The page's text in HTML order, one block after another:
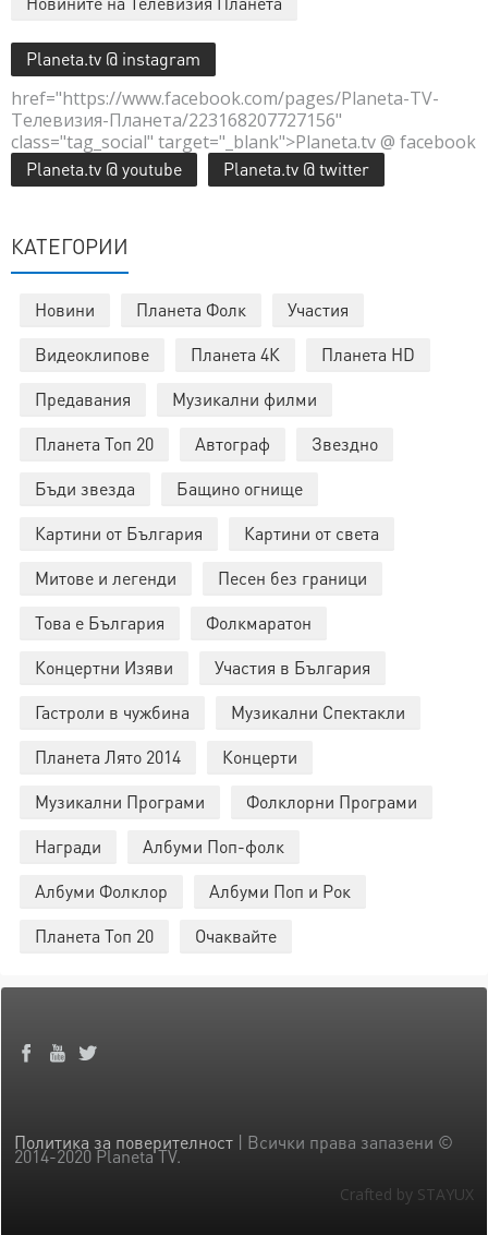
Planeta.tv @ instagram
href="https://www.facebook.com/pages/Planeta-TV-
Телевизия-Планета/223168207727156"
class="tag_social" target="_blank">Planeta.tv @ facebook
Planeta.tv @ youtube Planeta.tv @ twitter
КАТЕГОРИИ
Новини Планета Фолк
Участия
Видеоклипове
Планета 4К
Планета HD
Предавания
Музикални филми
Планета Топ 20
Автограф
Звездно
Бъди звезда
Бащино огнище
Картини от България
Картини от света
Митове и легенди
Песен без граници
Това е България
Фолкмаратон
Концертни Изяви
Участия в България
Гастроли в чужбина
Музикални Спектакли
Планета Лято 2014
Концерти
Музикални Програми
Фолклорни Програми
Награди
Албуми Поп-фолк
Албуми Фолклор
Албуми Поп и Рок
Планета Топ 20
Очаквайте
Политика за поверителност | Всички права запазени ©
2014-2020 Planeta TV.
Crafted by STAYUX